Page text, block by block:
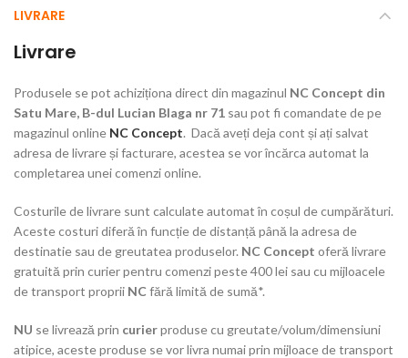
LIVRARE
Livrare
Produsele se pot achiziționa direct din magazinul NC Concept din
Satu Mare, B-dul Lucian Blaga nr 71 sau pot fi comandate de pe
magazinul online NC Concept. Dacă aveți deja cont și ați salvat
adresa de livrare și facturare, acestea se vor încărca automat la
completarea unei comenzi online.
Costurile de livrare sunt calculate automat în coșul de cumpărături.
Aceste costuri diferă în funcție de distanță până la adresa de
destinatie sau de greutatea produselor. NC Concept oferă livrare
gratuită prin curier pentru comenzi peste 400 lei sau cu mijloacele
de transport proprii NC fără limită de sumă*.
NU se livrează prin curierproduse cu greutate/volum/dimensiuni
atipice, aceste produse se vor livra numai prin mijloace de transport